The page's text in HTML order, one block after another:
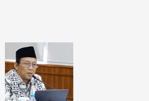
Air ( ....